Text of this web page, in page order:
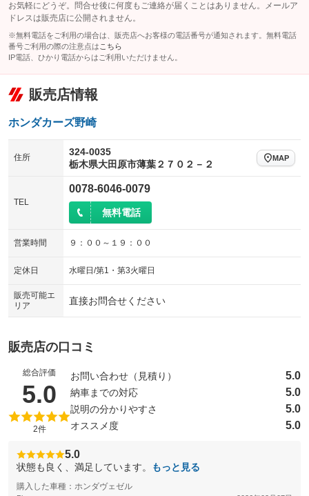
お気軽にどうぞ。問合せ後に何度もご連絡が届くことはありません。メールア
ドレスは販売店に公開されません。
※無料電話をご利用の場合は、販売店へお客様の電話番号が通知されます。無料電話
番号ご利用の際の注意点は こちら
IP電話、ひかり電話からはご利用いただけません。
販売店情報
ホンダカーズ野崎
住所
324-0035
栃木県大田原市薄葉２７０２－２
MAP
TEL
0078-6046-0079
無料電話
営業時間 ９：００～１９：００
定休日 水曜日/第1・第3火曜日
販売可能エ
リア
直接お問合せください
販売店の口コミ
総合評価
5.0 （5点満点中）
2件
お問い合わせ（見積り） 5.0
納車までの対応 5.0
説明の分かりやすさ 5.0
オススメ度 5.0
5.0
状態も良く、満足しています。 もっと見る
購入した車種：ホンダヴェゼル